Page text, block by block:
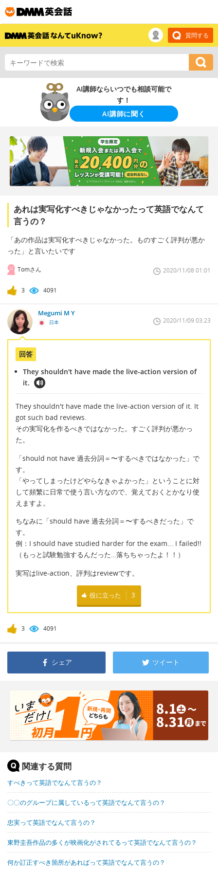
質問する
AI講師ならいつでも相談可能で
す！
AI講師に聞く
あれは実写化すべきじゃなかったって英語でなんて
言うの？
「あの作品は実写化すべきじゃなかった。ものすごく評判が悪か
った」と言いたいです
Tomさん 2020/11/08 01:01
3 4091
Megumi M Y
日本 2020/11/09 03:23
回答
They shouldn't have made the live-action version of
it.
They shouldn't have made the live-action version of it. It
got such bad reviews.
その実写化を作るべきではなかった。すごく評判が悪かっ
た。
「should not have 過去分詞＝〜するべきではなかった」で
す。
「やってしまったけどやらなきゃよかった」ということに対
して頻繁に日常で使う言い方なので、覚えておくとかなり使
えますよ。
ちなみに「should have 過去分詞＝〜するべきだった」で
す。
例：I should have studied harder for the exam... I failed!!
（もっと試験勉強するんだった…落ちちゃったよ！！）
実写はlive-action、評判はreviewです。
役に立った 3
3 4091
シェア ツイート
関連する質問
すべきって英語でなんて言うの？
〇〇のグループに属しているって英語でなんて言うの？
忠実って英語でなんて言うの？
東野圭吾作品の多くが映画化がされてるって英語でなんて言うの？
何か訂正すべき箇所があればって英語でなんて言うの？